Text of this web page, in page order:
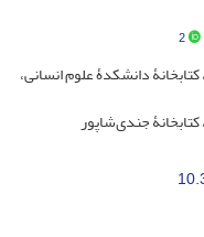
2
دانشکدۀ علوم انسانی،
جندی‌شاپور